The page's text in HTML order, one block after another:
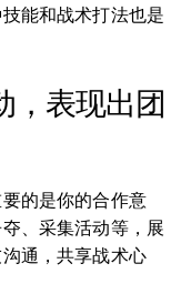
能和战术打法也是
，表现出团
的是你的合作意
、采集活动等，展
通，共享战术心